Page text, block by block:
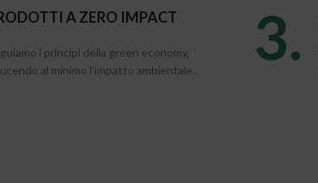
A ZERO IMPACT
i principi della green economy,
al minimo l’impatto ambientale.
3.